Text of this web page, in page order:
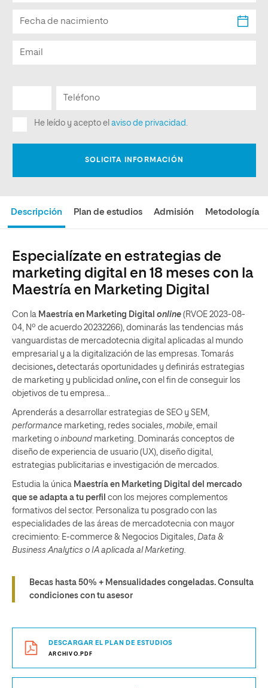
Descripción Plan de estudios Admisión Metodología
Especialízate en estrategias de
marketing digital en 18 meses con la
Maestría en Marketing Digital
Con la Maestría en Marketing Digital online (RVOE 2023-08-
04, Nº de acuerdo 20232266), dominarás las tendencias más
vanguardistas de mercadotecnia digital aplicadas al mundo
empresarial y a la digitalización de las empresas. Tomarás
decisiones, detectarás oportunidades y definirás estrategias
de marketing y publicidad online, con el fin de conseguir los
objetivos de tu empresa...
Aprenderás a desarrollar estrategias de SEO y SEM,
performance marketing, redes sociales, mobile, email
marketing o inbound marketing. Dominarás conceptos de
diseño de experiencia de usuario (UX), diseño digital,
estrategias publicitarias e investigación de mercados.
Estudia la única Maestría en Marketing Digital del mercado
que se adapta a tu perfil con los mejores complementos
formativos del sector. Personaliza tu posgrado con las
especialidades de las áreas de mercadotecnia con mayor
crecimiento: E-commerce & Negocios Digitales, Data &
Business Analytics o IA aplicada al Marketing.
Becas hasta 50% + Mensualidades congeladas. Consulta
condiciones con tu asesor
DESCARGAR EL PLAN DE ESTUDIOS
ARCHIVO.PDF